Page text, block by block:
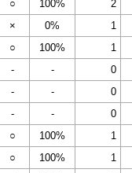
○ 100% 2
× 0% 1
○ 100% 1
- - 0
- - 0
- - 0
○ 100% 1
○ 100% 1